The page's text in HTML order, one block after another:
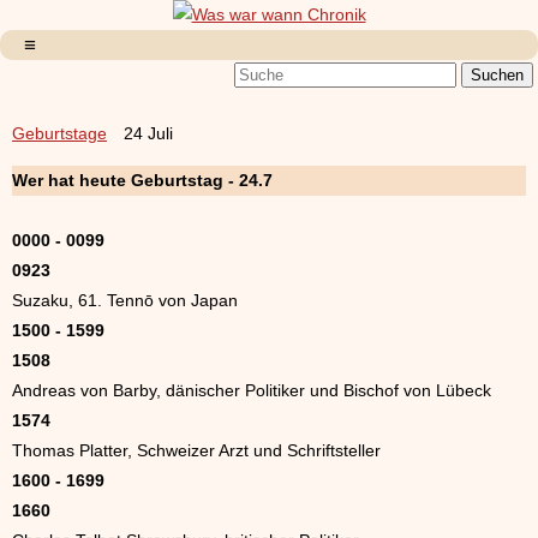
Geburtstage 24 Juli
Wer hat heute Geburtstag - 24.7
0000 - 0099
0923
Suzaku, 61. Tennō von Japan
1500 - 1599
1508
Andreas von Barby, dänischer Politiker und Bischof von Lübeck
1574
Thomas Platter, Schweizer Arzt und Schriftsteller
1600 - 1699
1660